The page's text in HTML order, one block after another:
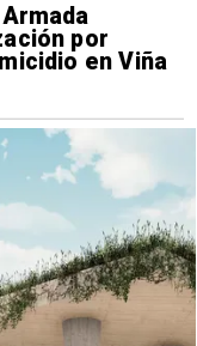
por
en Viña